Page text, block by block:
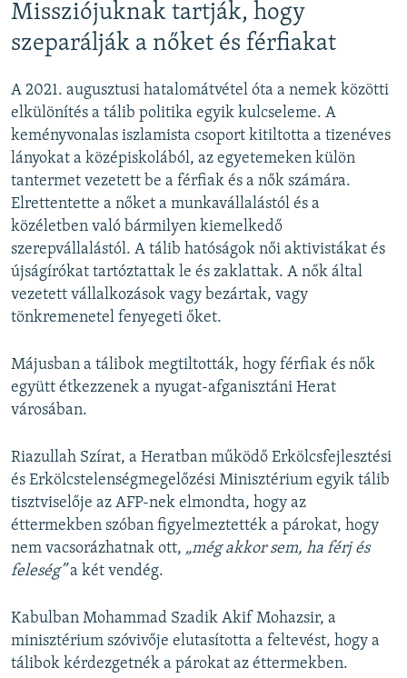
Missziójuknak tartják, hogy
szeparálják a nőket és férfiakat
A 2021. augusztusi hatalomátvétel óta a nemek közötti
elkülönítés a tálib politika egyik kulcseleme. A
keményvonalas iszlamista csoport kitiltotta a tizenéves
lányokat a középiskolából, az egyetemeken külön
tantermet vezetett be a férfiak és a nők számára.
Elrettentette a nőket a munkavállalástól és a
közéletben való bármilyen kiemelkedő
szerepvállalástól. A tálib hatóságok női aktivistákat és
újságírókat tartóztattak le és zaklattak. A nők által
vezetett vállalkozások vagy bezártak, vagy
tönkremenetel fenyegeti őket.
Májusban a tálibok megtiltották, hogy férfiak és nők
együtt étkezzenek a nyugat-afganisztáni Herat
városában.
Riazullah Szírat, a Heratban működő Erkölcsfejlesztési
és Erkölcstelenségmegelőzési Minisztérium egyik tálib
tisztviselője az AFP-nek elmondta, hogy az
éttermekben szóban figyelmeztették a párokat, hogy
nem vacsorázhatnak ott, „még akkor sem, ha férj és
feleség”a két vendég.
Kabulban Mohammad Szadik Akif Mohazsir, a
minisztérium szóvivője elutasította a feltevést, hogy a
tálibok kérdezgetnék a párokat az éttermekben.